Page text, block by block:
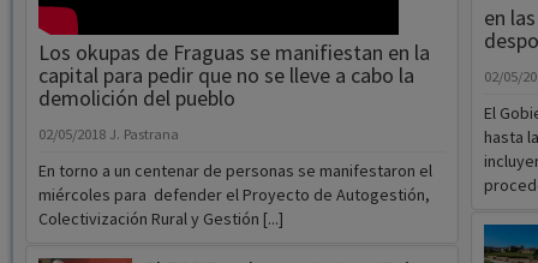
Los okupas de Fraguas se manifiestan en la
capital para pedir que no se lleve a cabo la
demolición del pueblo
02/05/2018 J. Pastrana
En torno a un centenar de personas se manifestaron el
miércoles para defender el Proyecto de Autogestión,
Colectivización Rural y Gestión [...]
en
02/05/
El
hasta